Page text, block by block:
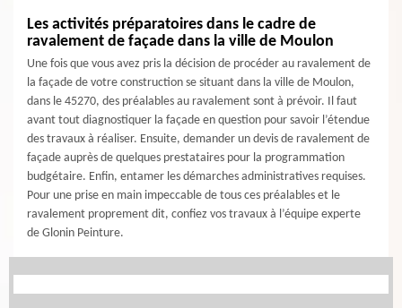
Les activités préparatoires dans le cadre de
ravalement de façade dans la ville de Moulon
Une fois que vous avez pris la décision de procéder au ravalement de
la façade de votre construction se situant dans la ville de Moulon,
dans le 45270, des préalables au ravalement sont à prévoir. Il faut
avant tout diagnostiquer la façade en question pour savoir l’étendue
des travaux à réaliser. Ensuite, demander un devis de ravalement de
façade auprès de quelques prestataires pour la programmation
budgétaire. Enfin, entamer les démarches administratives requises.
Pour une prise en main impeccable de tous ces préalables et le
ravalement proprement dit, confiez vos travaux à l’équipe experte
de Glonin Peinture.